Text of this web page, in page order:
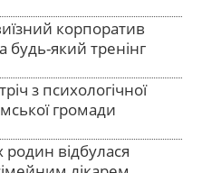
корпоратив
який тренінг
з психологічної
громади
відбулася